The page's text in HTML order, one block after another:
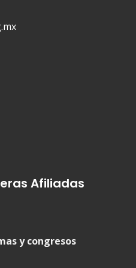
Afiliadas
y congresos